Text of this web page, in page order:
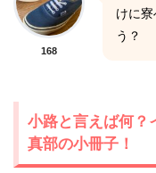
168
けに
う？
小路と言えば何？
真部の小冊子！